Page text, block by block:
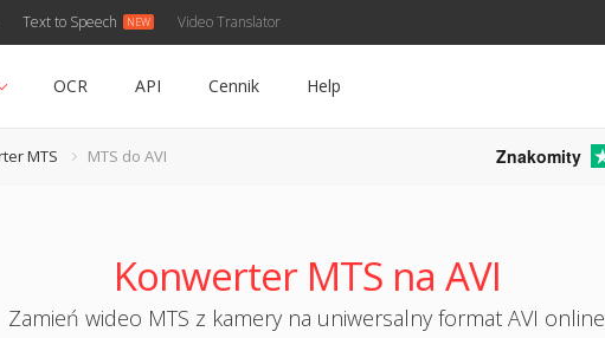
Text to Speech Video Translator
OCR API Cennik Help
MTS MTS do AVI Znakomity
Konwerter MTS na AVI
Zamień wideo MTS z kamery na uniwersalny format AVI online